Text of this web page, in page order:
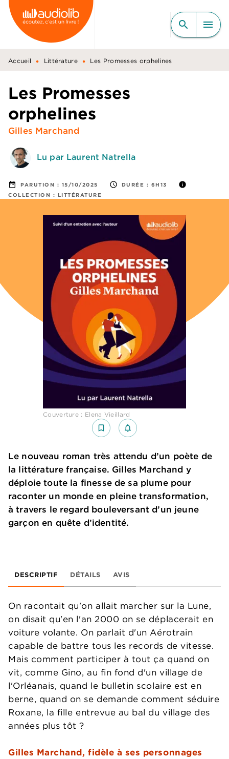
MENU RECHERCHE
CONTENU
PIED DE PAGE
search menu
Accueil • Littérature • Les Promesses orphelines
Les Promesses
orphelines
Gilles Marchand
Lu par Laurent Natrella
date_range PARUTION : 15/10/2025 access_time DURÉE : 6H13 info
COLLECTION : LITTÉRATURE
Couverture : Elena Vieillard
bookmark_border notifications_none_outlined
Le nouveau roman très attendu d’un poète de
la littérature française. Gilles Marchand y
déploie toute la finesse de sa plume pour
raconter un monde en pleine transformation,
à travers le regard bouleversant d’un jeune
garçon en quête d’identité.
DESCRIPTIF DÉTAILS AVIS
On racontait qu'on allait marcher sur la Lune,
on disait qu'en l'an 2000 on se déplacerait en
voiture volante. On parlait d'un Aérotrain
capable de battre tous les records de vitesse.
Mais comment participer à tout ça quand on
vit, comme Gino, au fin fond d'un village de
l'Orléanais, quand le bulletin scolaire est en
berne, quand on se demande comment séduire
Roxane, la fille entrevue au bal du village des
années plus tôt ?
Gilles Marchand, fidèle à ses personnages